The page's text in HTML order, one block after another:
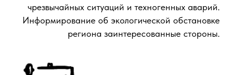
чрезвычайных ситуаций и техногенных аварий.
Информирование об экологической обстановке
региона заинтересованные стороны.